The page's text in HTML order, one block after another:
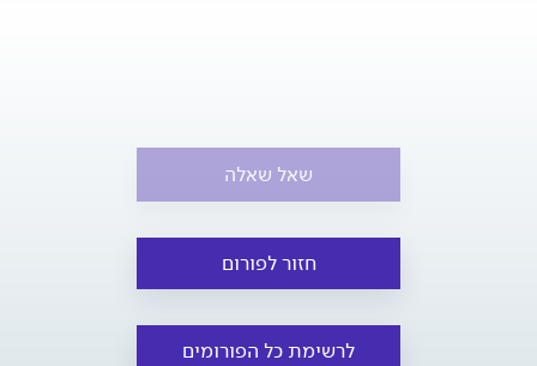
שאל שאלה
חזור לפורום
לרשימת כל הפורומים